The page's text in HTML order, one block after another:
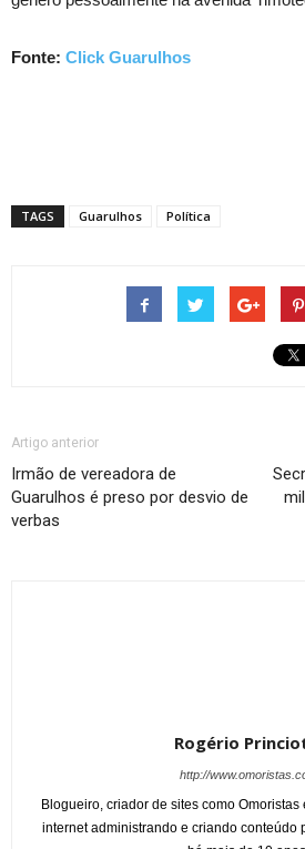
Fonte: Click Guarulhos
TAGS Guarulhos Política
Artigo anterior
Irmão de vereadora de
Guarulhos é preso por desvio de
verbas
Rogério
http://
Blogueiro, criador de sites como
internet administrando e criando conteúdo